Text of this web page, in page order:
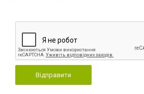
Відправити